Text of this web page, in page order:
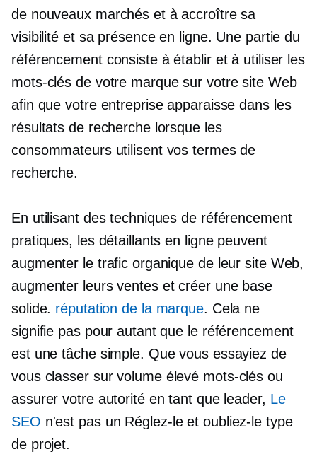
de nouveaux marchés et à accroître sa
visibilité et sa présence en ligne. Une partie du
référencement consiste à établir et à utiliser les
mots-clés de votre marque sur votre site Web
afin que votre entreprise apparaisse dans les
résultats de recherche lorsque les
consommateurs utilisent vos termes de
recherche.
En utilisant des techniques de référencement
pratiques, les détaillants en ligne peuvent
augmenter le trafic organique de leur site Web,
augmenter leurs ventes et créer une base
solide. réputation de la marque. Cela ne
signifie pas pour autant que le référencement
est une tâche simple. Que vous essayiez de
vous classer survolume élevé mots-clés ou
assurer votre autorité en tant que leader, Le
SEO n'est pas un Réglez-le et oubliez-le type
de projet.